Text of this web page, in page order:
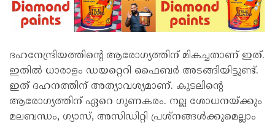
ദഹനേന്ദ്രിയത്തിന്റെ ആരോഗ്യത്തിന് മികച്ചതാണ് ഇത്.
ഇതിൽ ധാരാളം ഡയറ്റെറി ഫൈബർ അടങ്ങിയിട്ടുണ്ട്.
ഇത് ദഹനത്തിന് അത്യാവശ്യമാണ്. കുടലിന്റെ
ആരോഗ്യത്തിന് ഏറെ ഗുണകരം. നല്ല ശോധനയ്ക്കും
മലബന്ധം, ഗ്യാസ്, അസിഡിറ്റി പ്രശ്‌നങ്ങൾക്കുമെല്ലാം